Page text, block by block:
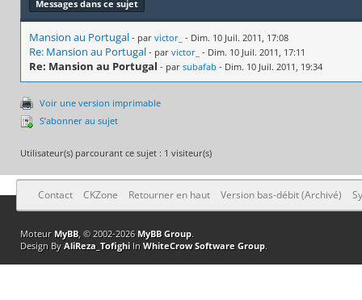
Messages dans ce sujet
Mansion au Portugal - par victor_ - Dim. 10 Juil. 2011, 17:08
Re: Mansion au Portugal - par victor_ - Dim. 10 Juil. 2011, 17:11
Re: Mansion au Portugal - par subafab - Dim. 10 Juil. 2011, 19:34
Voir une version imprimable
S’abonner au sujet
Utilisateur(s) parcourant ce sujet : 1 visiteur(s)
Contact CKZone Retourner en haut Version bas-débit (Archivé)
Moteur MyBB, © 2002-2026 MyBB Group.
Design By AliReza_TofighiIn WhiteCrow Software Group.